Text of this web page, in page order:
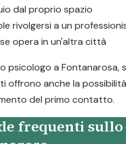
dal proprio spazio
rivolgersi a un
opera in un'altra città
psicologo a Fontanarosa,
offrono anche la
del primo contatto.
frequenti